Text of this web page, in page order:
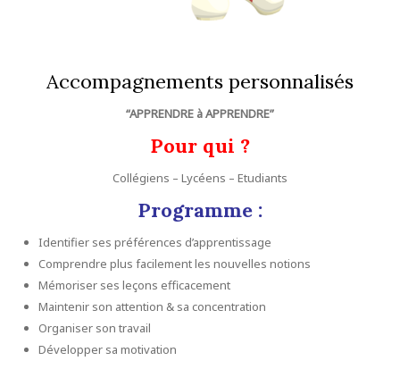
Accompagnements personnalisés
“APPRENDRE à APPRENDRE”
Pour qui ?
Collégiens – Lycéens – Etudiants
Programme :
Identifier ses préférences d’apprentissage
Comprendre plus facilement les nouvelles notions
Mémoriser ses leçons efficacement
Maintenir son attention & sa concentration
Organiser son travail
Développer sa motivation